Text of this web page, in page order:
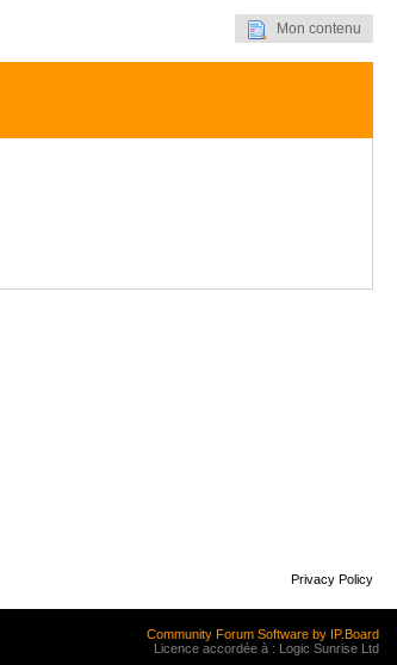
Mon contenu
Privacy Policy
Community Forum Software by IP.Board
Licence accordée à : Logic Sunrise Ltd